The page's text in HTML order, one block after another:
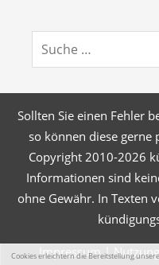
Sollten Sie einen Fehler
so können diese
Copyright 2010-2026
Informationen sind
ohne Gewähr. In Texten
Impressum|
Cookies erleichtern die Bereitstellung